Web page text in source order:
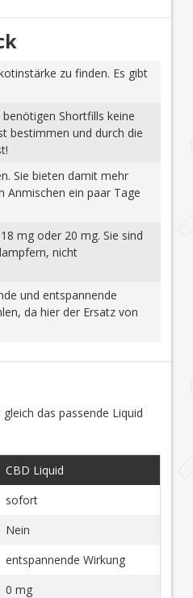
zu finden. Es gibt
Shortfills keine
bestimmen und durch die
Sie bieten damit mehr
Anmischen ein paar Tage
mg oder 20 mg. Sie sind
nicht
und entspannende
da hier der Ersatz von
das passende Liquid
CBD Liquid
sofort
Nein
entspannende Wirkung
0 mg